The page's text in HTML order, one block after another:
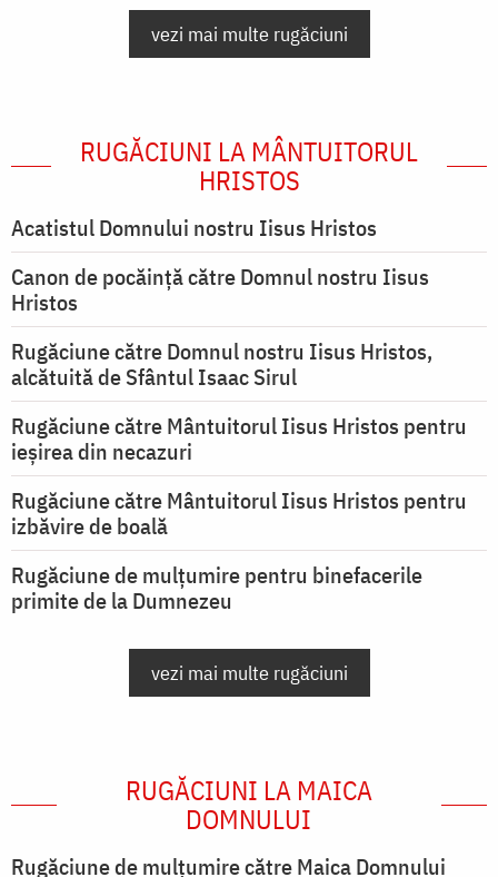
vezi mai multe rugăciuni
RUGĂCIUNI LA MÂNTUITORUL
HRISTOS
Acatistul Domnului nostru Iisus Hristos
Canon de pocăință către Domnul nostru Iisus
Hristos
Rugăciune către Domnul nostru Iisus Hristos,
alcătuită de Sfântul Isaac Sirul
Rugăciune către Mântuitorul Iisus Hristos pentru
ieşirea din necazuri
Rugăciune către Mântuitorul Iisus Hristos pentru
izbăvire de boală
Rugăciune de mulțumire pentru binefacerile
primite de la Dumnezeu
vezi mai multe rugăciuni
RUGĂCIUNI LA MAICA
DOMNULUI
Rugăciune de mulţumire către Maica Domnului